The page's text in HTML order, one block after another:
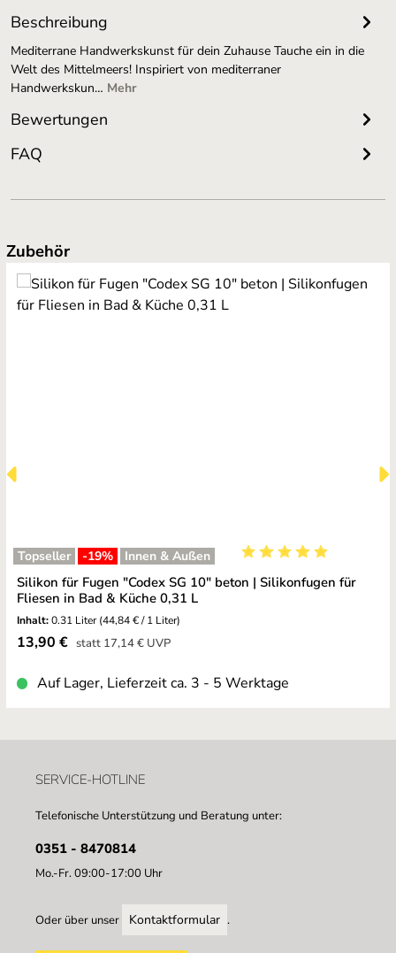
Beschreibung
Mediterrane Handwerkskunst für dein Zuhause Tauche ein in die
Welt des Mittelmeers! Inspiriert von mediterraner
Handwerkskun… Mehr
Bewertungen
FAQ
Produktgalerie überspringen
Zubehör
Topseller -19% Innen & Außen
Durchschnittliche
Silikon für Fugen "Codex SG 10" beton | Silikonfugen für
Fliesen in Bad & Küche 0,31 L
Inhalt:0.31 Liter(44,84 € / 1 Liter)
Verkaufspreis:
13,90 € statt Regulärer Preis:
17,14 €UVP
Auf Lager, Lieferzeit ca. 3 - 5 Werktage
SERVICE-HOTLINE
Telefonische Unterstützung und Beratung unter:
0351 - 8470814
Mo.-Fr. 09:00-17:00 Uhr
Oder über unser Kontaktformular .